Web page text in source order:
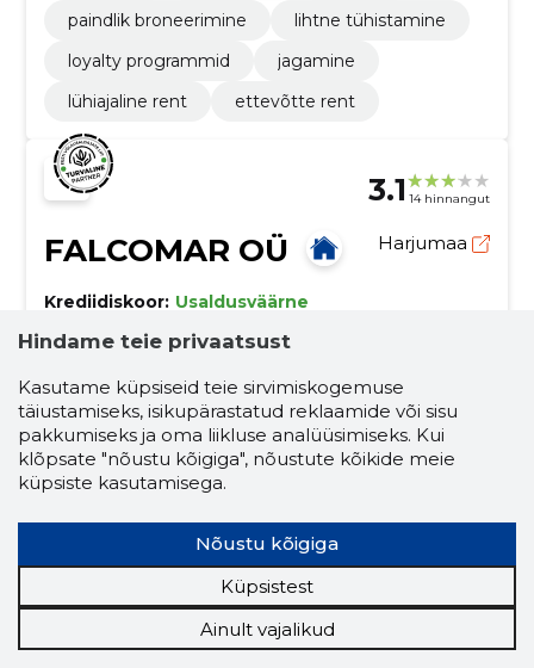
paindlik broneerimine
lihtne tühistamine
loyalty programmid
jagamine
lühiajaline rent
ettevõtte rent
3.1 14 hinnangut
FALCOMAR OÜ Harjumaa
Krediidiskoor: Usaldusväärne
Maineskoor:
2600
Prognooskäive (2026): 36 177 €
AUTORENT BULVAR TALLINN
Kui soovid rentida kvaliteetset autot, väikebussi või
Autorent rendiautode ja sooduspakkumistega
balti autorent
juhiga autorent
sõiduautode rentimine
Hindame teie privaatsust
Kasutame küpsiseid teie sirvimiskogemuse
täiustamiseks, isikupärastatud reklaamide või sisu
pakkumiseks ja oma liikluse analüüsimiseks. Kui
klõpsate "nõustu kõigiga", nõustute kõikide meie
küpsiste kasutamisega.
Nõustu kõigiga
Küpsistest
Ainult vajalikud